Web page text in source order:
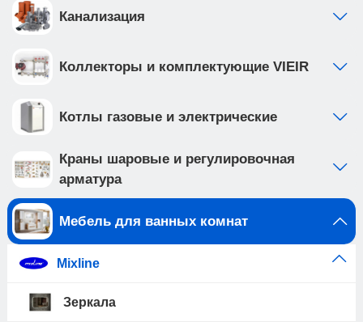
Канализация
Коллекторы и комплектующие VIEIR
Котлы газовые и электрические
Краны шаровые и регулировочная
арматура
Мебель для ванных комнат
Mixline
Зеркала